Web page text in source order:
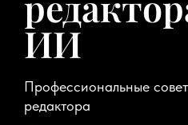
ИИ
Профессиональные
редактора